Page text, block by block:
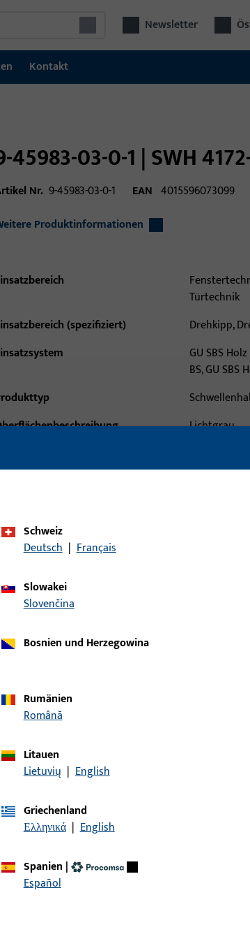
Newsletter
Kontakt
45983-03-0-1 | SWH
Nr. 9-45983-03-0-1 EAN 4015596073099
Produktinformationen
Türtechnik
(spezifiziert)
Drehkipp,
GU SBS Holz
BS, GU SBS
Lichtgrau
Downloads
Schweiz
Deutsch | Français
Slowakei
Slovenčina
Bosnien und Herzegowina
Rumänien
Română
Litauen
Lietuvių | English
Griechenland
Ελληνικά | English
Spanien |
Español